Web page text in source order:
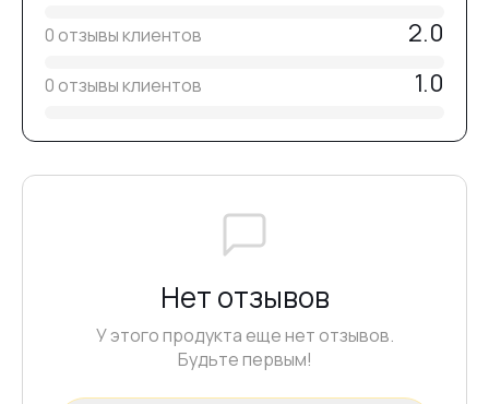
0 отзывы клиентов 2.0
0 отзывы клиентов 1.0
Нет отзывов
У этого продукта еще нет отзывов.
Будьте первым!